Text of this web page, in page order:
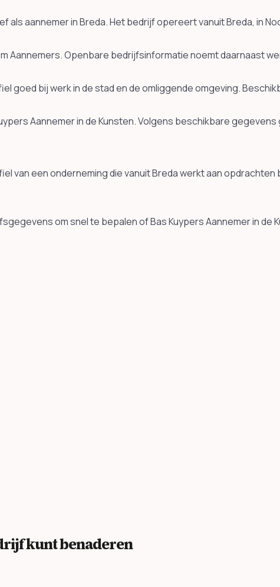
als aannemer in Breda. Het bedrijf opereert vanuit Breda, in
Aannemers. Openbare bedrijfsinformatie noemt daarnaast
goed bij werk in de stad en de omliggende omgeving.
Aannemer in de Kunsten. Volgens beschikbare
van een onderneming die vanuit Breda werkt aan opdrachten
om snel te bepalen of Bas Kuypers Aannemer in de
kunt benaderen